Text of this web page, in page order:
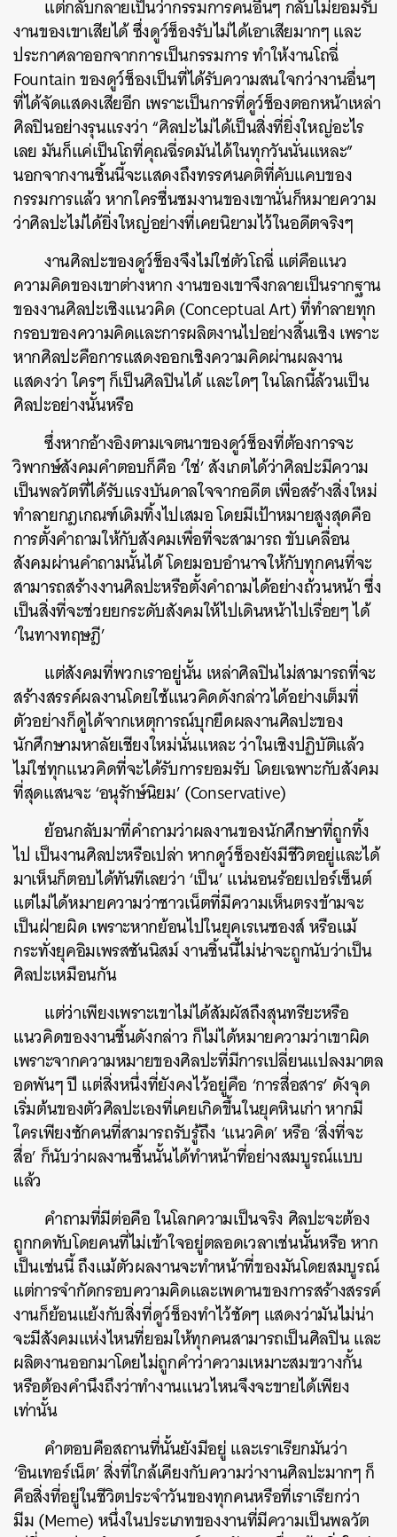
แต่กลับกลายเป็นว่ากรรมการคนอื่นๆ กลับไม่ยอมรับ
งานของเขาเสียได้ ซึ่งดูว์ช็องรับไม่ได้เอาเสียมากๆ และ
ประกาศลาออกจากการเป็นกรรมการ ทำให้งานโถฉี่
Fountain ของดูว์ช็องเป็นที่ได้รับความสนใจกว่างานอื่นๆ
ที่ได้จัดแสดงเสียอีก เพราะเป็นการที่ดูว์ช็องตอกหน้าเหล่า
ศิลปินอย่างรุนแรงว่า “ศิลปะไม่ได้เป็นสิ่งที่ยิ่งใหญ่อะไร
เลย มันก็แค่เป็นโถที่คุณฉี่รดมันได้ในทุกวันนั่นแหละ”
นอกจากงานชิ้นนี้จะแสดงถึงทรรศนคติที่คับแคบของ
กรรมการแล้ว หากใครชื่นชมงานของเขานั่นก็หมายความ
ว่าศิลปะไม่ได้ยิ่งใหญ่อย่างที่เคยนิยามไว้ในอดีตจริงๆ
งานศิลปะของดูว์ช็องจึงไม่ใช่ตัวโถฉี่ แต่คือแนว
ความคิดของเขาต่างหาก งานของเขาจึงกลายเป็นรากฐาน
ของงานศิลปะเชิงแนวคิด (Conceptual Art) ที่ทำลายทุก
กรอบของความคิดและการผลิตงานไปอย่างสิ้นเชิง เพราะ
หากศิลปะคือการแสดงออกเชิงความคิดผ่านผลงาน
แสดงว่า ใครๆ ก็เป็นศิลปินได้ และใดๆ ในโลกนี้ล้วนเป็น
ศิลปะอย่างนั้นหรือ
ซึ่งหากอ้างอิงตามเจตนาของดูว์ช็องที่ต้องการจะ
วิพากษ์สังคมคำตอบก็คือ ‘ใช่’ สังเกตได้ว่าศิลปะมีความ
เป็นพลวัตที่ได้รับแรงบันดาลใจจากอดีต เพื่อสร้างสิ่งใหม่
ทำลายกฎเกณฑ์เดิมทิ้งไปเสมอ โดยมีเป้าหมายสูงสุดคือ
การตั้งคำถามให้กับสังคมเพื่อที่จะสามารถ ขับเคลื่อน
สังคมผ่านคำถามนั้นได้ โดยมอบอำนาจให้กับทุกคนที่จะ
สามารถสร้างงานศิลปะหรือตั้งคำถามได้อย่างถ้วนหน้า ซึ่ง
เป็นสิ่งที่จะช่วยยกระดับสังคมให้ไปเดินหน้าไปเรื่อยๆ ได้
‘ในทางทฤษฎี’
แต่สังคมที่พวกเราอยู่นั้น เหล่าศิลปินไม่สามารถที่จะ
สร้างสรรค์ผลงานโดยใช้แนวคิดดังกล่าวได้อย่างเต็มที่
ตัวอย่างก็ดูได้จากเหตุการณ์บุกยึดผลงานศิลปะของ
นักศึกษามหาลัยเชียงใหม่นั่นแหละ ว่าในเชิงปฏิบัติแล้ว
ไม่ใช่ทุกแนวคิดที่จะได้รับการยอมรับ โดยเฉพาะกับสังคม
ที่สุดแสนจะ ‘อนุรักษ์นิยม’ (Conservative)
ย้อนกลับมาที่คำถามว่าผลงานของนักศึกษาที่ถูกทิ้ง
ไป เป็นงานศิลปะหรือเปล่า หากดูว์ช็องยังมีชีวิตอยู่และได้
มาเห็นก็ตอบได้ทันทีเลยว่า ‘เป็น’ แน่นอนร้อยเปอร์เซ็นต์
แต่ไม่ได้หมายความว่าชาวเน็ตที่มีความเห็นตรงข้ามจะ
เป็นฝ่ายผิด เพราะหากย้อนไปในยุคเรเนซองส์ หรือแม้
กระทั่งยุคอิมเพรสชันนิสม์ งานชิ้นนี้ไม่น่าจะถูกนับว่าเป็น
ศิลปะเหมือนกัน
แต่ว่าเพียงเพราะเขาไม่ได้สัมผัสถึงสุนทรียะหรือ
แนวคิดของงานชิ้นดังกล่าว ก็ไม่ได้หมายความว่าเขาผิด
เพราะจากความหมายของศิลปะที่มีการเปลี่ยนแปลงมาตล
อดพันๆ ปี แต่สิ่งหนึ่งที่ยังคงไว้อยู่คือ ‘การสื่อสาร’ ดังจุด
เริ่มต้นของตัวศิลปะเองที่เคยเกิดขึ้นในยุคหินเก่า หากมี
ใครเพียงซักคนที่สามารถรับรู้ถึง ‘แนวคิด’ หรือ ‘สิ่งที่จะ
สื่อ’ ก็นับว่าผลงานชิ้นนั้นได้ทำหน้าที่อย่างสมบูรณ์แบบ
แล้ว
คำถามที่มีต่อคือ ในโลกความเป็นจริง ศิลปะจะต้อง
ถูกกดทับโดยคนที่ไม่เข้าใจอยู่ตลอดเวลาเช่นนั้นหรือ หาก
เป็นเช่นนี้ ถึงแม้ตัวผลงานจะทำหน้าที่ของมันโดยสมบูรณ์
แต่การจำกัดกรอบความคิดและเพดานของการสร้างสรรค์
งานก็ย้อนแย้งกับสิ่งที่ดูว์ช็องทำไว้ชัดๆ แสดงว่ามันไม่น่า
จะมีสังคมแห่งไหนที่ยอมให้ทุกคนสามารถเป็นศิลปิน และ
ผลิตงานออกมาโดยไม่ถูกคำว่าความเหมาะสมขวางกั้น
หรือต้องคำนึงถึงว่าทำงานแนวไหนจึงจะขายได้เพียง
เท่านั้น
คำตอบคือสถานที่นั้นยังมีอยู่ และเราเรียกมันว่า
‘อินเทอร์เน็ต’ สิ่งที่ใกล้เคียงกับความว่างานศิลปะมากๆ ก็
คือสิ่งที่อยู่ในชีวิตประจำวันของทุกคนหรือที่เราเรียกว่า
มีม (Meme) หนึ่งในประเภทของงานที่มีความเป็นพลวัต
SHARE TWEET LINE EMAIL